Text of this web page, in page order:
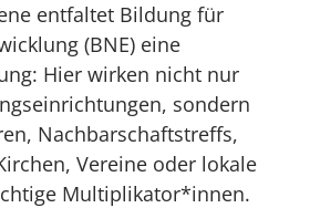
entfaltet Bildung für
(BNE) eine
Hier wirken nicht nur
sondern
Nachbarschaftstreffs,
Vereine oder lokale
Multiplikator*innen.